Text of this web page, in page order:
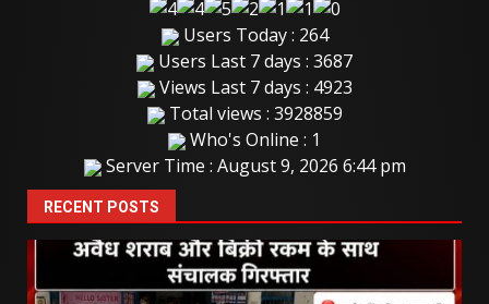
Users Today : 264
Users Last 7 days : 3687
Views Last 7 days : 4923
Total views : 3928859
Who's Online : 1
Server Time : August 9, 2026 6:44 pm
RECENT POSTS